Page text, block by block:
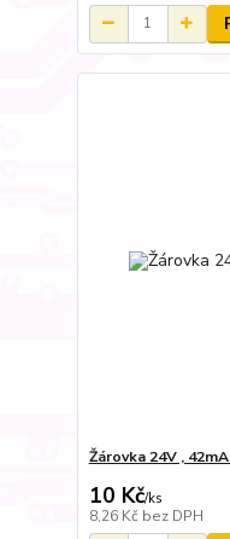
Žárovka 24V ,
10 Kč/ks
8,26 Kč bez DPH